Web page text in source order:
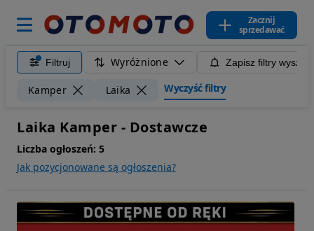
Zacznij
sprzedawać
Filtruj Wyróżnione Zapisz filtry
Kamper Laika Wyczyść filtry
Laika Kamper - Dostawcze
Liczba ogłoszeń: 5
Jak pozycjonowane są ogłoszenia?